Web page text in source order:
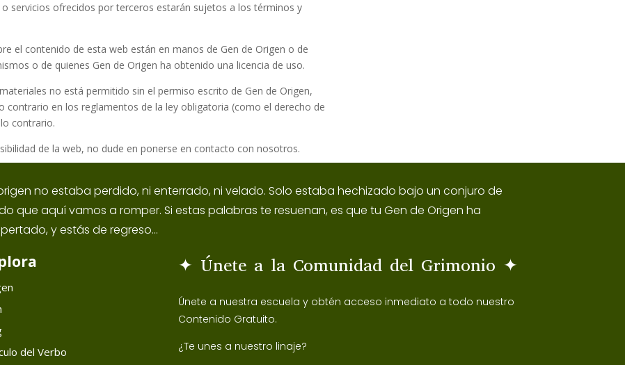
servicios ofrecidos por terceros estarán sujetos a los términos y
el contenido de esta web están en manos de Gen de Origen o de
o de quienes Gen de Origen ha obtenido una licencia de uso.
no está permitido sin el permiso escrito de Gen de Origen,
contrario en los reglamentos de la ley obligatoria (como el derecho de
contrario.
de la web, no dude en ponerse en contacto con nosotros.
no estaba perdido, ni enterrado, ni velado. Solo estaba hechizado bajo un conjuro de
que aquí vamos a romper. Si estas palabras te resuenan, es que tu Gen de Origen ha
y estás de regreso...
del Verbo
✦ Únete a la Comunidad del Grimonio ✦
Únete a nuestra escuela y obtén acceso inmediato a todo nuestro
Contenido Gratuito.
¿Te unes a nuestro linaje?